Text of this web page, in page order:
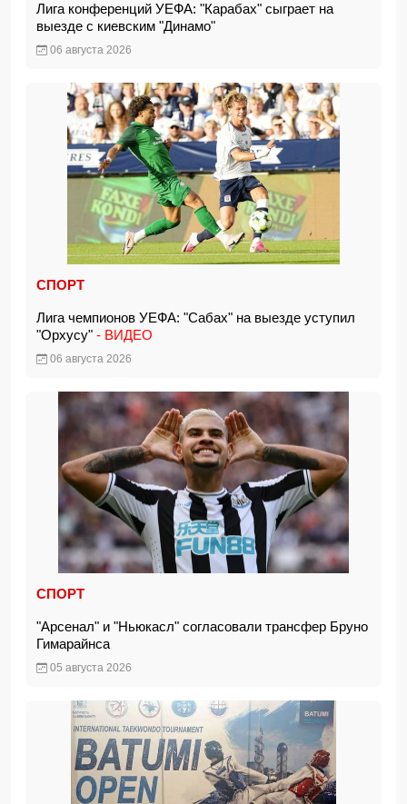
Лига конференций УЕФА: "Карабах" сыграет на
выезде с киевским "Динамо"
06 августа 2026
СПОРТ
Лига чемпионов УЕФА: "Сабах" на выезде уступил
"Орхусу" - ВИДЕО
06 августа 2026
СПОРТ
"Арсенал" и "Ньюкасл" согласовали трансфер Бруно
Гимарайнса
05 августа 2026